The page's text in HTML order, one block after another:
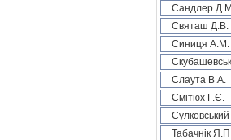
Сандлер
Святаш Д.В.
Синиця А.М.
Слаута В.А.
Смітюх Г.Є.
Табачнік